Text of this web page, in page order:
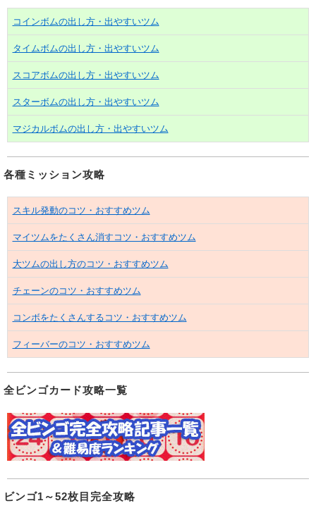
コインボムの出し方・出やすいツム
タイムボムの出し方・出やすいツム
スコアボムの出し方・出やすいツム
スターボムの出し方・出やすいツム
マジカルボムの出し方・出やすいツム
各種ミッション攻略
スキル発動のコツ・おすすめツム
マイツムをたくさん消すコツ・おすすめツム
大ツムの出し方のコツ・おすすめツム
チェーンのコツ・おすすめツム
コンボをたくさんするコツ・おすすめツム
フィーバーのコツ・おすすめツム
全ビンゴカード攻略一覧
ビンゴ1～52枚目完全攻略